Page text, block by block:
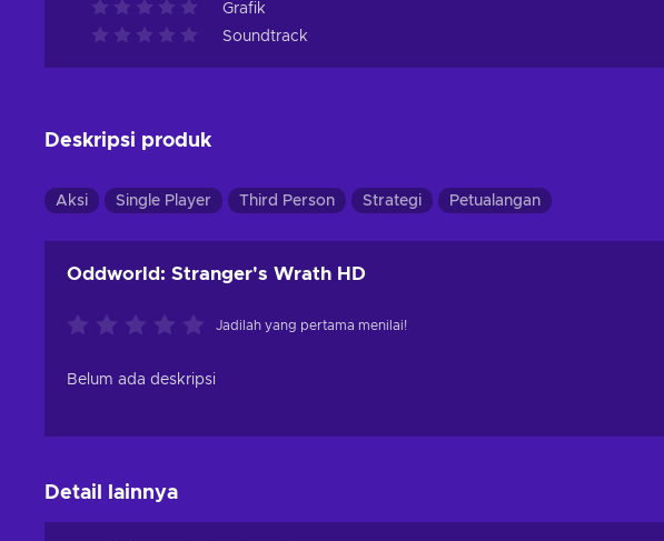
Grafik
Soundtrack
Deskripsi produk
Aksi Single Player Third Person Strategi Petualangan
Oddworld: Stranger's Wrath HD
Jadilah yang pertama menilai!
Belum ada deskripsi
Detail lainnya